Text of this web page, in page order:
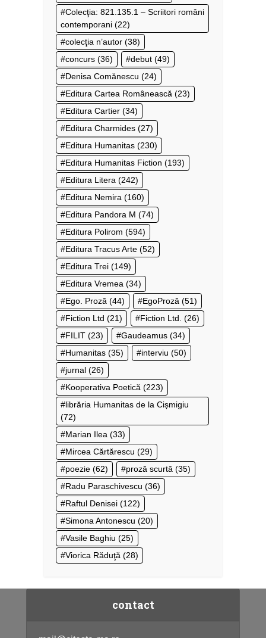
Colecţia: 821.135.1 – Scriitori români
contemporani (22)
colecţia n’autor (38)
concurs (36) debut (49)
Denisa Comănescu (24)
Editura Cartea Românească (23)
Editura Cartier (34)
Editura Charmides (27)
Editura Humanitas (230)
Editura Humanitas Fiction (193)
Editura Litera (242)
Editura Nemira (160)
Editura Pandora M (74)
Editura Polirom (594)
Editura Tracus Arte (52)
Editura Trei (149)
Editura Vremea (34)
Ego. Proză (44) EgoProză (51)
Fiction Ltd (21) Fiction Ltd. (26)
FILIT (23) Gaudeamus (34)
Humanitas (35) interviu (50)
jurnal (26)
Kooperativa Poetică (223)
librăria Humanitas de la Cișmigiu
(72)
Marian Ilea (33)
Mircea Cărtărescu (29)
poezie (62) proză scurtă (35)
Radu Paraschivescu (36)
Raftul Denisei (122)
Simona Antonescu (20)
Vasile Baghiu (25)
Viorica Răduţă (28)
contact